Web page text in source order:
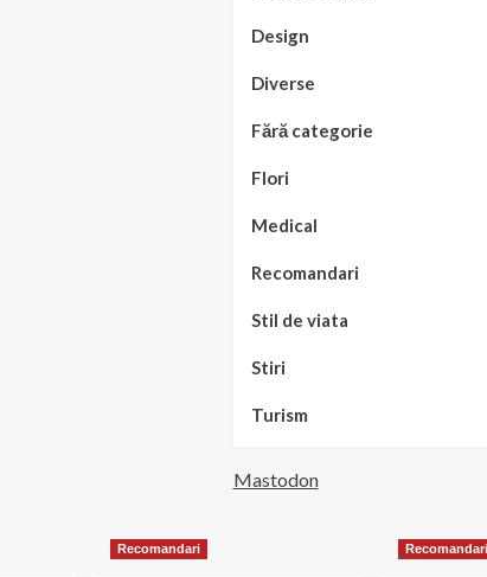
Design
Diverse
Fără categorie
Flori
Medical
Recomandari
Stil de viata
Stiri
Turism
Mastodon
Recomandari Recomandari